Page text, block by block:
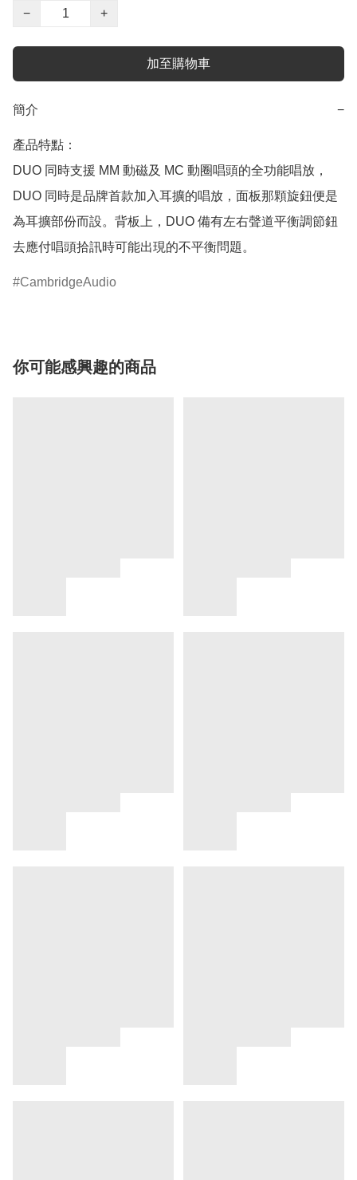
−
+
加至購物車
簡介 −
產品特點：
DUO 同時支援 MM 動磁及 MC 動圈唱頭的全功能唱放，
DUO 同時是品牌首款加入耳擴的唱放，面板那顆旋鈕便是
為耳擴部份而設。背板上，DUO 備有左右聲道平衡調節鈕
CambridgeAudio
你可能感興趣的商品